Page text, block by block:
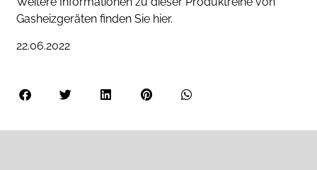
Gasheizgeräten finden Sie hier.
22.06.2022